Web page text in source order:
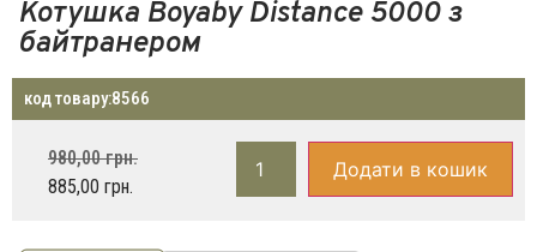
Котушка Boyaby Distance 5000 з
байтранером
код товару:8566
980,00грн.
885,00 грн.
Додати в кошик